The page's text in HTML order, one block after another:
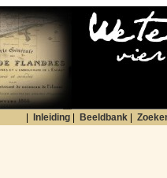
Inleiding Beeldbank